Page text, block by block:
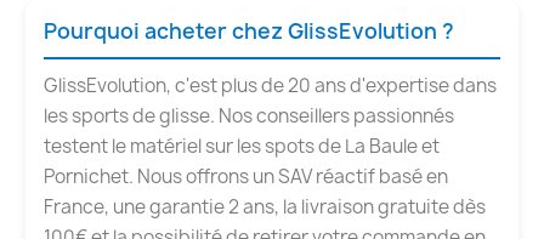
Pourquoi acheter chez GlissEvolution ?
GlissEvolution, c'est plus de 20 ans d'expertise dans
les sports de glisse. Nos conseillers passionnés
testent le matériel sur les spots de La Baule et
Pornichet. Nous offrons un SAV réactif basé en
France, une garantie 2 ans, la livraison gratuite dès